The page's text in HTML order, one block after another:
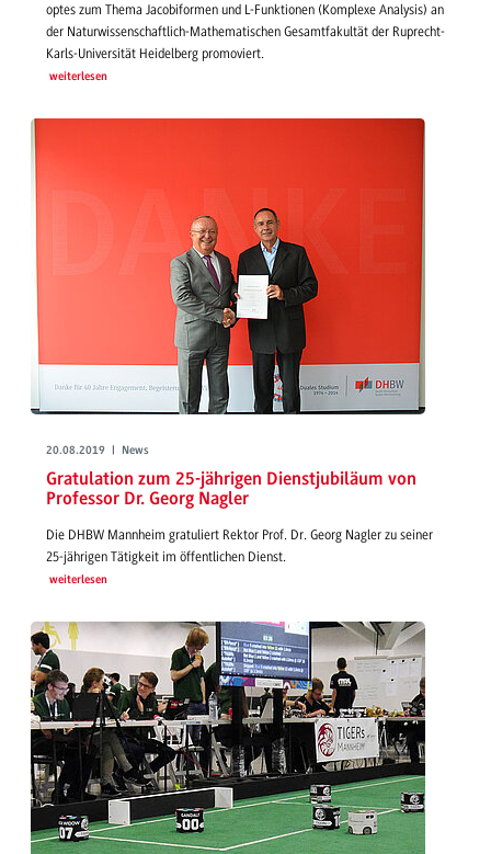
optes zum Thema Jacobiformen und L-Funktionen (Komplexe Analysis) an
der Naturwissenschaftlich-Mathematischen Gesamtfakultät der Ruprecht-
Karls-Universität Heidelberg promoviert.
weiterlesen
20.08.2019 | News
Gratulation zum 25-jährigen Dienstjubiläum von
Professor Dr. Georg Nagler
Die DHBW Mannheim gratuliert Rektor Prof. Dr. Georg Nagler zu seiner
25-jährigen Tätigkeit im öffentlichen Dienst.
weiterlesen